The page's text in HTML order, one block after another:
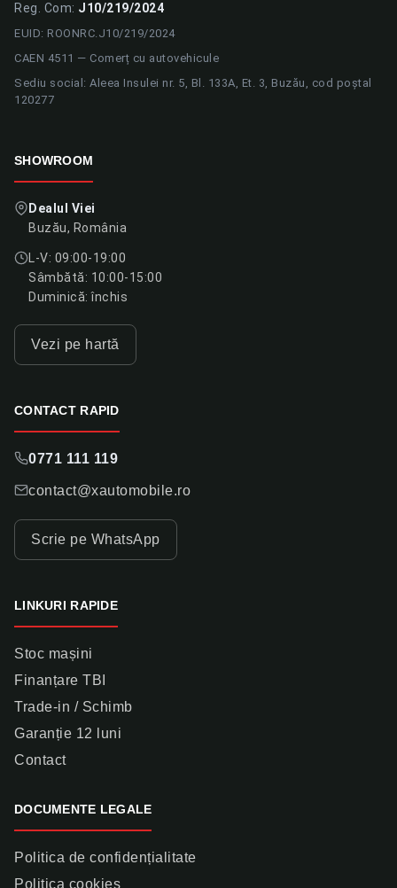
Reg. Com: J10/219/2024
EUID: ROONRC.J10/219/2024
CAEN 4511 — Comerț cu autovehicule
Sediu social: Aleea Insulei nr. 5, Bl. 133A, Et. 3, Buzău, cod poștal
120277
SHOWROOM
Dealul Viei
Buzău, România
L-V: 09:00-19:00
Sâmbătă: 10:00-15:00
Duminică: închis
Vezi pe hartă
CONTACT RAPID
0771 111 119
contact@xautomobile.ro
Scrie pe WhatsApp
LINKURI RAPIDE
Stoc mașini
Finanțare TBI
Trade-in / Schimb
Garanție 12 luni
Contact
DOCUMENTE LEGALE
Politica de confidențialitate
Politica cookies